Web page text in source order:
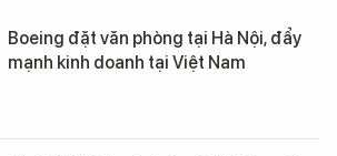
Boeing đặt văn phòng tại Hà Nội, đẩy
mạnh kinh doanh tại Việt Nam